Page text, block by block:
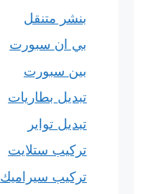
بنشر متنقل
بي ان سبورت
بين سبورت
تبديل بطاريات
تبديل تواير
تركيب ستلايت
تركيب سيراميك